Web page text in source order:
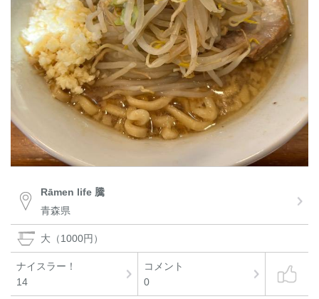
Rāmen life 騰
青森県
大（1000円）
ナイスラー！
14
コメント
0